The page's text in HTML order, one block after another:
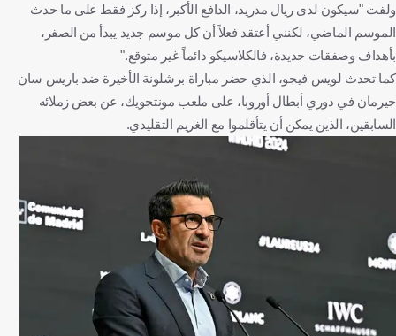
ولفت "سيكون لدى ريال مدريد، الدافع الأكبر، إذا ركز فقط على ما حدث
الموسم الماضي، لكنني أعتقد فعلاً أن كل موسم جديد يبدأ من الصفر،
بأهداف وصفقات جديدة، فالكلاسيكو دائماً غير متوقع."
كما تحدث لويس فيجو، الذي حضر مباراة برشلونة الأخيرة ضد باريس سان
جيرمان في دوري أبطال أوروبا، على ملعب مونتجويك، عن بعض زملائه
السابقين، الذين يمكن أن يتأقلموا مع الغريم التقليدي.